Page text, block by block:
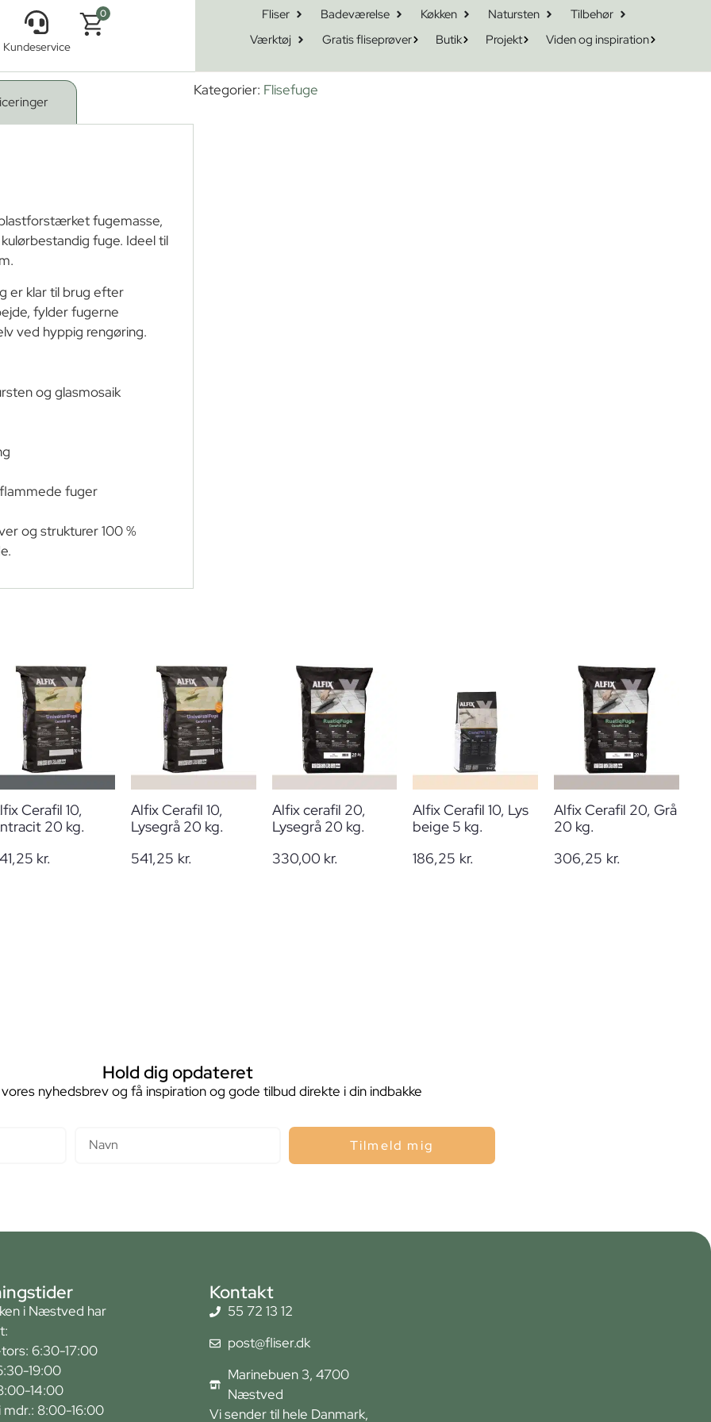
Kundeservice
0 Fliser Badeværelse Køkken Natursten
Tilbehør
Værktøj
Gratis fliseprøver Butik Projekt Viden og inspiration
Excellent 3 kg
fugemasse,
fuge. Ideel til
er klar til brug efter
fylder fugerne
ved hyppig rengøring.
og glasmosaik
fuger
og strukturer 100 %
Kategorier: Flisefuge
Cerafil 10,
20 kg.
kr.
Alfix Cerafil 10,
Lysegrå 20 kg.
541,25 kr.
Alfix cerafil 20,
Lysegrå 20 kg.
330,00 kr.
Alfix Cerafil 10, Lys
beige 5 kg.
186,25 kr.
Alfix Cerafil 20, Grå
20 kg.
306,25 kr.
Hold dig opdateret
nyhedsbrev og få inspiration og gode tilbud direkte i din indbakke
Tilmeld mig
i Næstved har
6:30-17:00
19:00
14:00
mdr.: 8:00-16:00
Kontakt
55 72 13 12
post@fliser.dk
Marinebuen 3, 4700
Næstved
Vi sender til hele Danmark,